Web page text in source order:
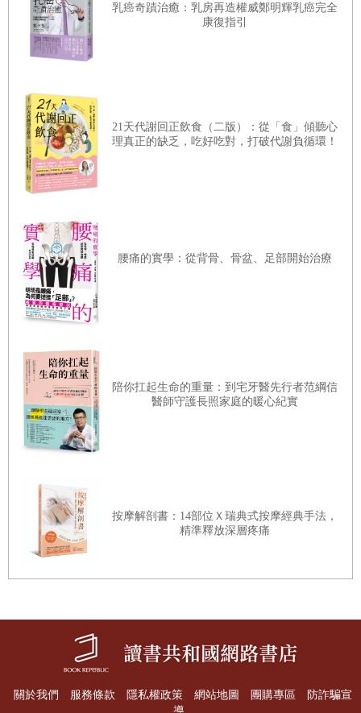
這神話是威爾伯．艾華特留下的唯一遺產。他認為所有的卡
路里都相同，都一樣產生相當於四千一百八十四焦耳的能
量。從物理學的角度來看，一卡路里就是一卡路里，但那又
增加只與卡路里儲存的方式有關。
人體獲取卡路里並轉化為化學能的效率非常不均衡。了解這
些現象就能知道實際上「熱量並非都相同」，吃一把杏仁和
吃一個甜甜圈就是不一樣，即使它們的卡路里相同。
反駁：
一、纖維：吃下一把杏仁有一百六十大卡熱量，但身體只吸
收了一百三十大卡。剩下的三十大卡無法吸收，那是因為杏
仁所含的纖維妨礙了十二指腸（小腸前段）的吸收，到了空
菌自己使用。你的確吃進了這些卡路里，但身體並沒有吸收
這麼多，腸道菌倒是吸收不少。
二、蛋白質：如果要將胺基酸轉化為能量，就要透過肝臟去
除胺基轉化為有機酸（例如，天門冬胺酸轉化為草醯乙
ATP。這稱為進食產熱（Thermic Effect of Food, TEF）。代
謝脂肪需要花2～3%的熱量，碳水化合物約6～8%，蛋白質
約25～30%，這表示燃燒蛋白質比燃燒碳水化合物需要花費
更多的能量。熱量在消化過程燃燒掉了，也就無法儲存。
需要它們（請見第七章和第十九章）。還有，反式脂肪無法
燃燒，因為人類沒有裂解反式雙鍵的酶，但它們卻會阻塞動
但一種能救命、另一種會害人。
乳癌奇蹟治癒：乳房再造權威鄭明輝乳癌完全
康復指引
21天代謝回正飲食（二版）：從「食」傾聽心
理真正的缺乏，吃好吃對，打破代謝負循環！
腰痛的實學：從背骨、骨盆、足部開始治療
陪你扛起生命的重量：到宅牙醫先行者范綱信
醫師守護長照家庭的暖心紀實
按摩解剖書：14部位Ｘ瑞典式按摩經典手法，
精準釋放深層疼痛
關於我們 服務條款 隱私權政策 網站地圖 團購專區
防詐騙宣